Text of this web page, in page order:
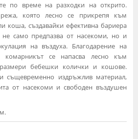
по време на разходки на открито.
която лесно се прикрепя към
коша, създавайки ефективна бариера
само предпазва от насекоми, но и
на въздуха. Благодарение на
комарникът се напасва лесно към
бебешки колички и кошове.
същевременно издръжлив материал,
от насекоми и свободен въздушен